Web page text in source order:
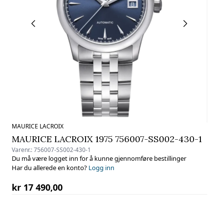
MAURICE LACROIX
MAURICE LACROIX 1975 756007-SS002-430-1
Varenr.:756007-SS002-430-1
Du må være logget inn for å kunne gjennomføre bestillinger
Har du allerede en konto? Logg inn
kr 17 490,00